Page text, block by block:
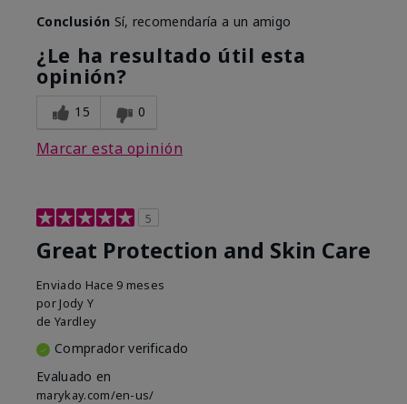
Conclusión Sí, recomendaría a un amigo
¿Le ha resultado útil esta
opinión?
15 0
Marcar esta opinión
5
Great Protection and Skin Care
Enviado Hace 9 meses
por Jody Y
de Yardley
Comprador verificado
Evaluado en
marykay.com/en-us/